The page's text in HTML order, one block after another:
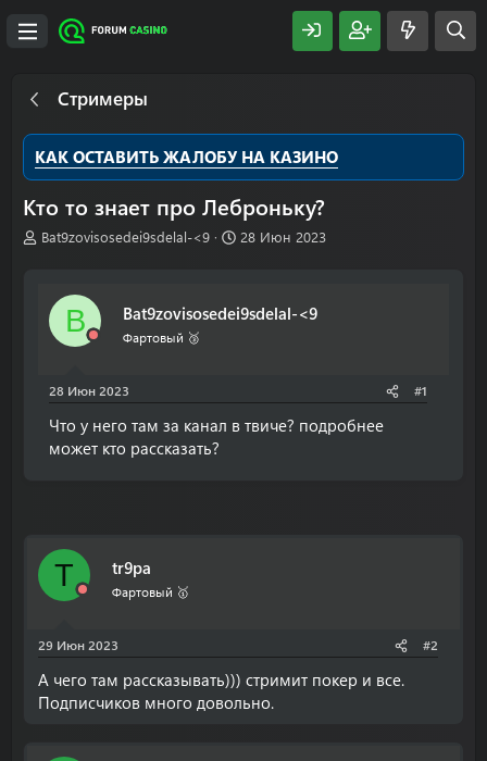
Стримеры
КАК ОСТАВИТЬ ЖАЛОБУ НА КАЗИНО
Кто то знает про Леброньку?
А
ы
Bat9zovisosedei9sdelal-<9
Д
н
28 Июн 2023
B Bat9zovisosedei9sdelal-<9
Фартовый 🥉
28 Июн 2023 #1
Что у него там за канал в твиче? подробнее
может кто рассказать?
T tr9pa
Фартовый 🥇
29 Июн 2023 #2
А чего там рассказывать))) стримит покер и все.
Подписчиков много довольно.